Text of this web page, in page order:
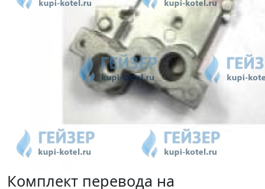
Комплект перевода на